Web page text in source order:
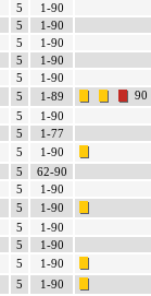
5
1-90
5
1-90
5
1-90
5
1-90
5
1-90
5 1-89
90
5
1-90
5
1-77
5
1-90
5
62-90
5
1-90
5
1-90
5
1-90
5
1-90
5
1-90
5
1-90